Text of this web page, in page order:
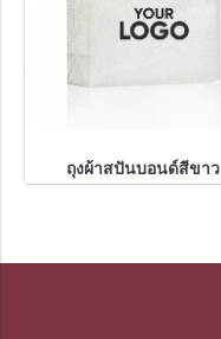
ถุงผ้าสปันบอนด์สีขาว